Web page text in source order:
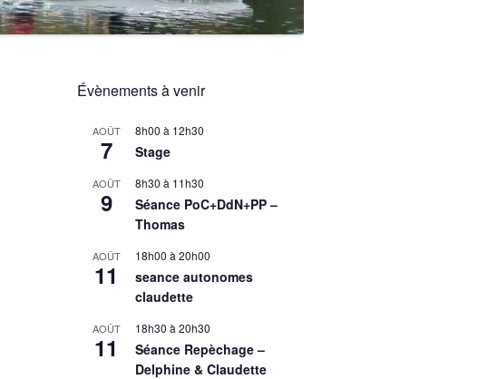
Évènements à venir
AOÛT
7
8h00 à 12h30
Stage
AOÛT
9
8h30 à 11h30
Séance PoC+DdN+PP –
Thomas
AOÛT
11
18h00 à 20h00
seance autonomes
claudette
AOÛT
11
18h30 à 20h30
Séance Repèchage –
Delphine & Claudette